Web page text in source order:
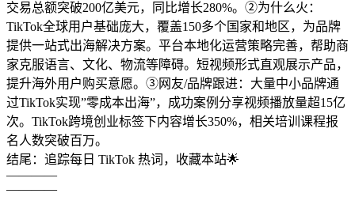
交易总额突破200亿美元，同比增长280%。②为什么火：
TikTok全球用户基础庞大，覆盖150多个国家和地区，为品牌
提供一站式出海解决方案。平台本地化运营策略完善，帮助商
家克服语言、文化、物流等障碍。短视频形式直观展示产品，
提升海外用户购买意愿。③网友/品牌跟进：大量中小品牌通
过TikTok实现”零成本出海”，成功案例分享视频播放量超15亿
次。TikTok跨境创业标签下内容增长350%，相关培训课程报
名人数突破百万。
结尾：追踪每日 TikTok 热词，收藏本站🌟
————
————